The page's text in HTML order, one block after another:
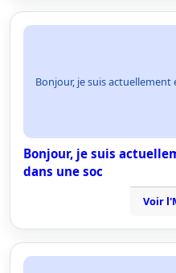
Bonjour, je suis
Bonjour, je suis
dans une soc
Voir